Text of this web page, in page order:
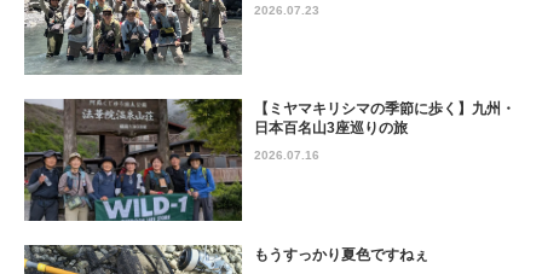
2026.07.23
【ミヤマキリシマの季節に歩く】九州・
日本百名山3座巡りの旅
2026.07.16
もうすっかり夏色ですねぇ